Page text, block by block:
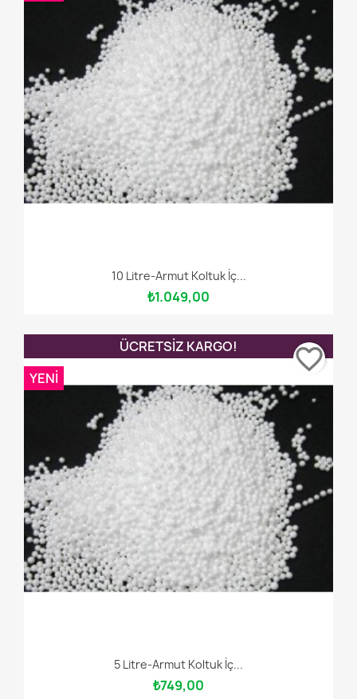
10 Litre-Armut Koltuk İç...
₺1.049,00
5 Litre-Armut Koltuk İç...
₺749,00
ÜCRETSIZ KARGO!
YENI
favorite_border